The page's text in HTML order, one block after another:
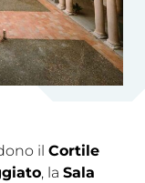
il Cortile
, la Sala